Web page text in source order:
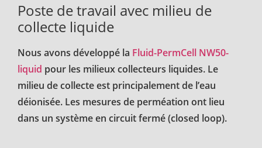
Poste de travail avec milieu de
collecte liquide
Nous avons développé la Fluid-PermCell NW50-
liquid pour les milieux collecteurs liquides. Le
milieu de collecte est principalement de l’eau
déionisée. Les mesures de perméation ont lieu
dans un système en circuit fermé (closed loop).